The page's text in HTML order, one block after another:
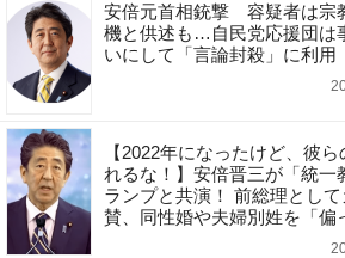
安倍元首相銃撃 容疑者は宗
機と供述も…自民党応援団は
いにして「言論封殺」に利用
【2022年になったけど、彼
れるな！】安倍晋三が「統一
ランプと共演！ 前総理とし
賛、同性婚や夫婦別姓を「偏